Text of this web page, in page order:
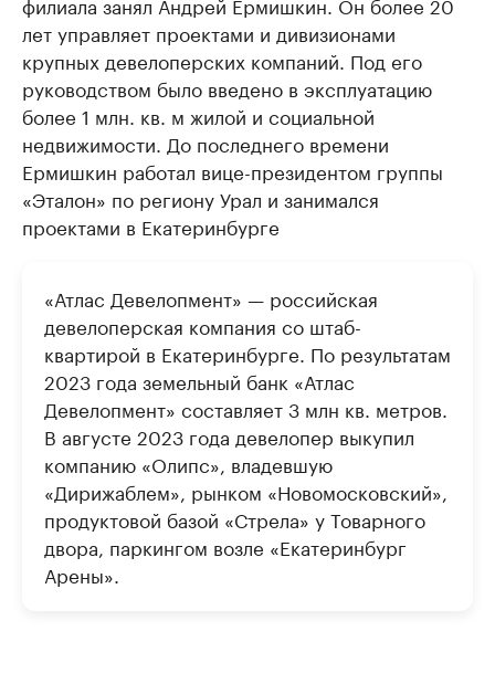
лет управляет проектами и дивизионами
крупных девелоперских компаний. Под его
руководством было введено в эксплуатацию
более 1 млн. кв. м жилой и социальной
недвижимости. До последнего времени
Ермишкин работал вице-президентом группы
«Эталон» по региону Урал и занимался
проектами в Екатеринбурге
«Атлас Девелопмент» — российская
девелоперская компания со штаб-
квартирой в Екатеринбурге. По результатам
2023 года земельный банк «Атлас
Девелопмент» составляет 3 млн кв. метров.
В августе 2023 года девелопер выкупил
компанию «Олипс», владевшую
«Дирижаблем», рынком «Новомосковский»,
продуктовой базой «Стрела» у Товарного
двора, паркингом возле «Екатеринбург
Арены».